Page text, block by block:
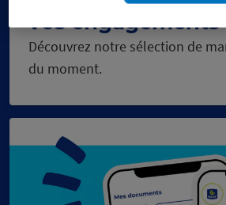
vos engagements
Découvrez notre sélection de
du moment.
Chargement
cours